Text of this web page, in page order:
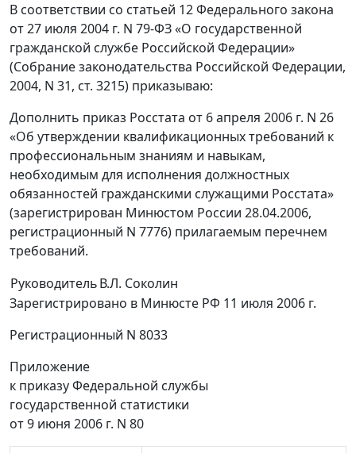
В соответствии со статьей 12 Федерального закона
от 27 июля 2004 г. N 79-ФЗ «О государственной
гражданской службе Российской Федерации»
(Собрание законодательства Российской Федерации,
2004, N 31, ст. 3215) приказываю:
Дополнить приказ Росстата от 6 апреля 2006 г. N 26
«Об утверждении квалификационных требований к
профессиональным знаниям и навыкам,
необходимым для исполнения должностных
обязанностей гражданскими служащими Росстата»
(зарегистрирован Минюстом России 28.04.2006,
регистрационный N 7776) прилагаемым перечнем
требований.
РуководительВ.Л. Соколин
Зарегистрировано в Минюсте РФ 11 июля 2006 г.
Регистрационный N 8033
Приложение
к приказу Федеральной службы
государственной статистики
от 9 июня 2006 г. N 80